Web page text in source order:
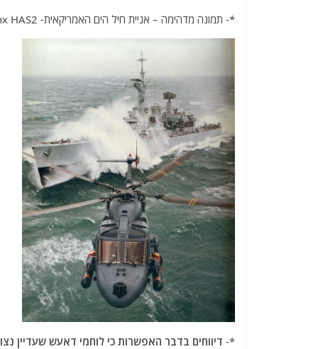
*- תמונה מדהימה – אניית חיל הים האמריקאית- HMS Minerva's Lynx HAS2 – "חוטפת" גל צד עצום :
*- דיווחים בדבר האפשרות כי לוחמי דאעש שעדיין